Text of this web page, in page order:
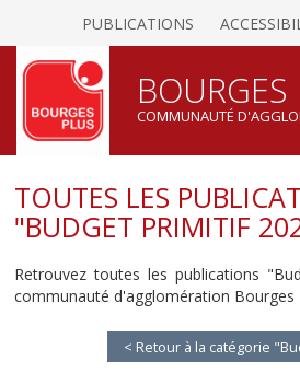
PUBLICATIONS
BOURGES
COMMUNAUTÉ
TOUTES LES
"BUDGET PRIMITIF
Retrouvez toutes les publications
communauté d'agglomération Bourges
< Retour à la catégorie